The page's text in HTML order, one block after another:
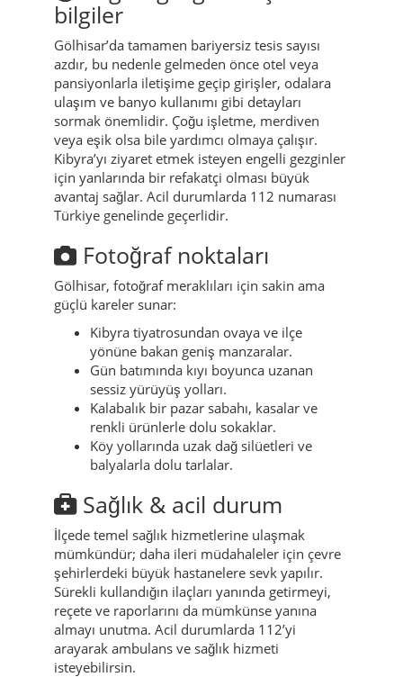
bilgiler
Gölhisar’da tamamen bariyersiz tesis sayısı
azdır, bu nedenle gelmeden önce otel veya
pansiyonlarla iletişime geçip girişler, odalara
ulaşım ve banyo kullanımı gibi detayları
sormak önemlidir. Çoğu işletme, merdiven
veya eşik olsa bile yardımcı olmaya çalışır.
Kibyra’yı ziyaret etmek isteyen engelli gezginler
için yanlarında bir refakatçi olması büyük
avantaj sağlar. Acil durumlarda 112 numarası
Türkiye genelinde geçerlidir.
Fotoğraf noktaları
Gölhisar, fotoğraf meraklıları için sakin ama
güçlü kareler sunar:
Kibyra tiyatrosundan ovaya ve ilçe
yönüne bakan geniş manzaralar.
Gün batımında kıyı boyunca uzanan
sessiz yürüyüş yolları.
Kalabalık bir pazar sabahı, kasalar ve
renkli ürünlerle dolu sokaklar.
Köy yollarında uzak dağ silüetleri ve
balyalarla dolu tarlalar.
Sağlık & acil durum
İlçede temel sağlık hizmetlerine ulaşmak
mümkündür; daha ileri müdahaleler için çevre
şehirlerdeki büyük hastanelere sevk yapılır.
Sürekli kullandığın ilaçları yanında getirmeyi,
reçete ve raporlarını da mümkünse yanına
almayı unutma. Acil durumlarda 112’yi
arayarak ambulans ve sağlık hizmeti
isteyebilirsin.